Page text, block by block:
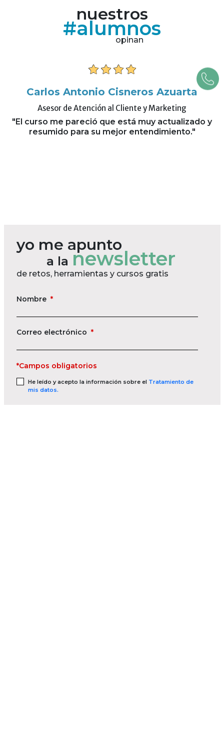
nuestros
#alumnos
opinan
Carlos Antonio Cisneros Azuarta
Asesor de Atención al Cliente y Marketing
"El curso me pareció que está muy actualizado y
resumido para su mejor entendimiento."
yo me apunto
a la newsletter
de retos, herramientas y cursos gratis
Nombre *
Correo electrónico *
*Campos obligatorios
He leído y acepto la información sobre el Tratamiento de
mis datos.